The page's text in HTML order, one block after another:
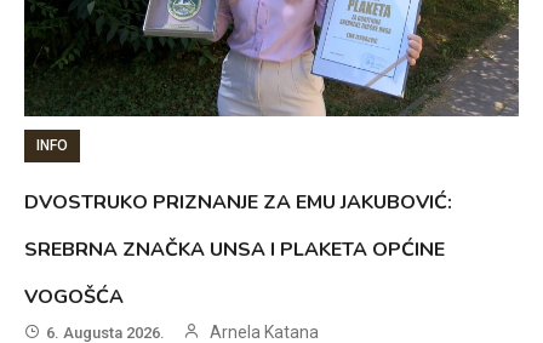
INFO
DVOSTRUKO PRIZNANJE ZA EMU JAKUBOVIĆ:
SREBRNA ZNAČKA UNSA I PLAKETA OPĆINE
VOGOŠĆA
6. Augusta 2026. Arnela Katana